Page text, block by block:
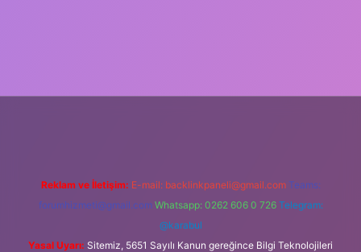
Reklam ve İletişim: E-mail: backlinkpaneli@gmail.com Teams:
forumhizmeti@gmail.com Whatsapp: 0262 606 0 726 Telegram:
@karabul
Yasal Uyarı: Sitemiz, 5651 Sayılı Kanun gereğince Bilgi Teknolojileri